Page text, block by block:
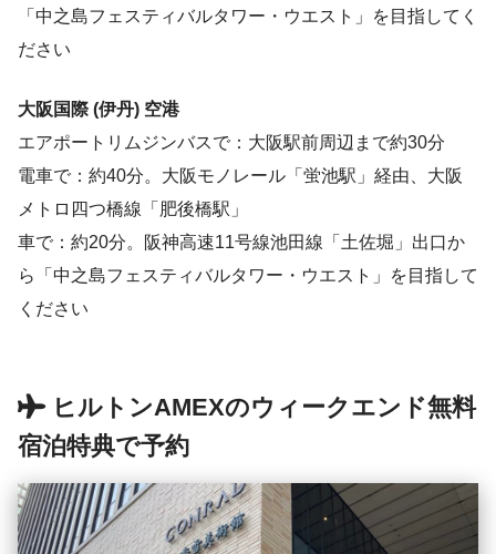
「中之島フェスティバルタワー・ウエスト」を目指してく
ださい
大阪国際 (伊丹) 空港
エアポートリムジンバスで：大阪駅前周辺まで約30分
電車で：約40分。大阪モノレール「蛍池駅」経由、大阪
メトロ四つ橋線「肥後橋駅」
車で：約20分。阪神高速11号線池田線「土佐堀」出口か
ら「中之島フェスティバルタワー・ウエスト」を目指して
ください
ヒルトンAMEXのウィークエンド無料
宿泊特典で予約